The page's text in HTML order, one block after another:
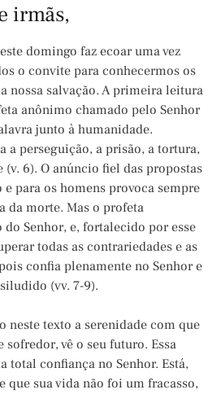
irmãs,
domingo faz ecoar uma vez
o convite para conhecermos os
nossa salvação. A primeira leitura
anônimo chamado pelo Senhor
junto à humanidade.
a perseguição, a prisão, a tortura,
6). O anúncio fiel das propostas
para os homens provoca sempre
da morte. Mas o profeta
Senhor, e, fortalecido por esse
todas as contrariedades e as
confia plenamente no Senhor e
(vv. 7-9).
neste texto a serenidade com que
vê o seu futuro. Essa
total confiança no Senhor. Está,
que sua vida não foi um fracasso,